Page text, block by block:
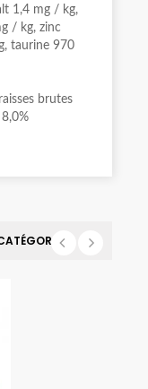
1,4 mg / kg,
/ kg, zinc
taurine 970
brutes
: